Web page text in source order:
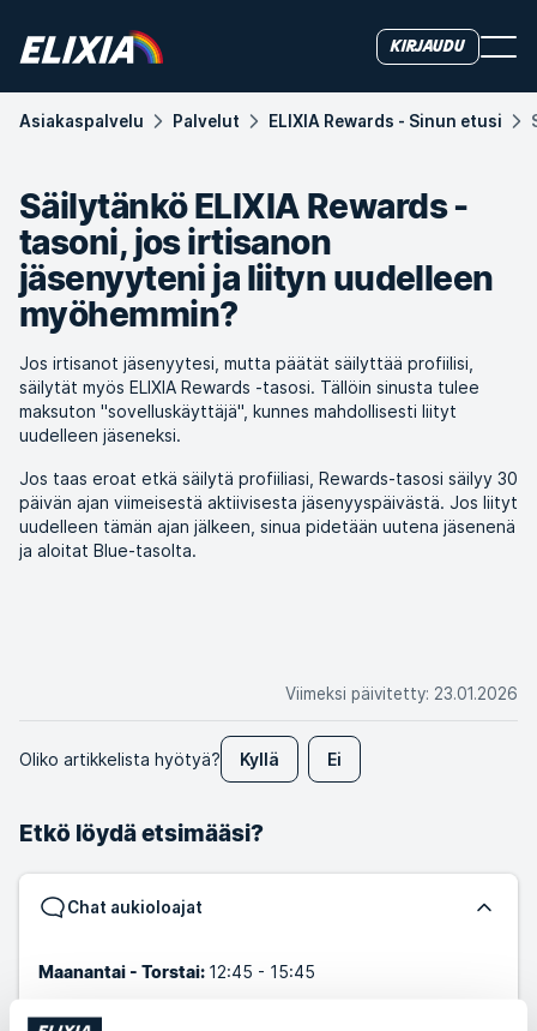
Kirjaudu
Asiakas­palvelu Palvelut ELIXIA Rewards - Sinun etusi
Säilytänkö ELIXIA Rewards -
tasoni, jos irtisanon
jäsenyyteni ja liityn uudelleen
myöhemmin?
Jos irtisanot jäsenyytesi, mutta päätät säilyttää profiilisi,
säilytät myös ELIXIA Rewards -tasosi. Tällöin sinusta tulee
maksuton "sovelluskäyttäjä", kunnes mahdollisesti liityt
uudelleen jäseneksi.
Jos taas eroat etkä säilytä profiiliasi, Rewards-tasosi säilyy 30
päivän ajan viimeisestä aktiivisesta jäsenyyspäivästä. Jos liityt
uudelleen tämän ajan jälkeen, sinua pidetään uutena jäsenenä
ja aloitat Blue-tasolta.
Viimeksi päivitetty: 23.01.2026
Oliko artikkelista hyötyä? Kyllä Ei
Etkö löydä etsimääsi?
Chat aukioloajat
Maanantai - Torstai: 12:45 - 15:45
Perjantai: